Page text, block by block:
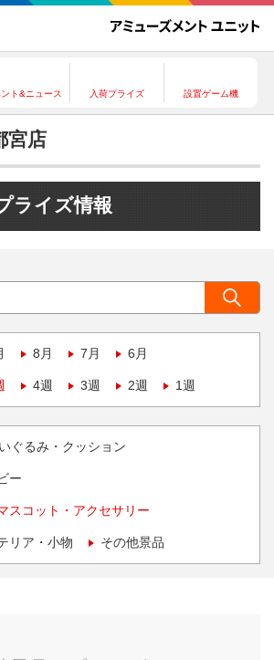
ト&ニュース 入荷プライズ 設置ゲーム機
宮店
ライズ情報
8月 7月 6月
4週 3週 2週 1週
ぐるみ・クッション
ー
スコット・アクセサリー
リア・小物 その他景品